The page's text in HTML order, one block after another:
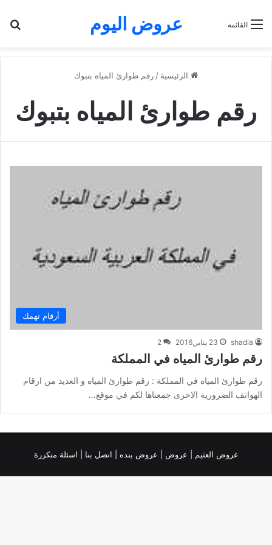
عروض اليوم القائمة
الرئيسية / رقم طوارئ المياه بتبوك
رقم طوارئ المياه بتبوك
أرقام تهمك
shadia 23 يناير,2016 2
رقم طوارئ المياه في المملكة
رقم طوارئ المياه في المملكة : رقم طوارئ المياه و العديد من ارقام
الهواتف الضرورية الاخرى جمعناها لكم في موقع…
عروض العثيم عروض عروض بنده | اتصل بنا | اسئلة متكررة